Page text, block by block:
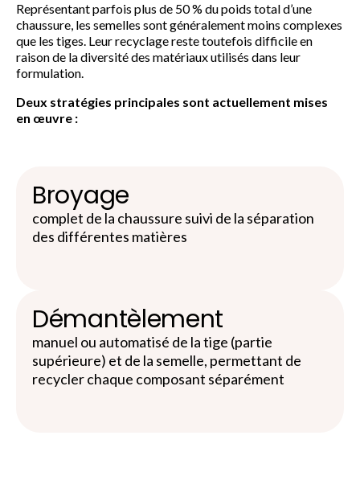
Représentant parfois plus de 50 % du poids total d’une
chaussure, les semelles sont généralement moins complexes
que les tiges. Leur recyclage reste toutefois difficile en
raison de la diversité des matériaux utilisés dans leur
formulation.
Deux stratégies principales sont actuellement mises
en œuvre :
Broyage
complet de la chaussure suivi de la séparation
des différentes matières
Démantèlement
manuel ou automatisé de la tige (partie
supérieure) et de la semelle, permettant de
recycler chaque composant séparément